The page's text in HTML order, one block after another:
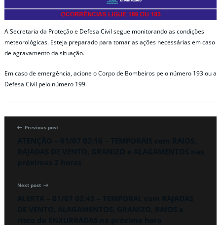
A Secretaria da Proteção e Defesa Civil segue monitorando as condições
meteorológicas. Esteja preparado para tomar as ações necessárias em caso
de agravamento da situação.
Em caso de emergência, acione o Corpo de Bombeiros pelo número 193 ou a
Defesa Civil pelo número 199.
Previous post
Next post